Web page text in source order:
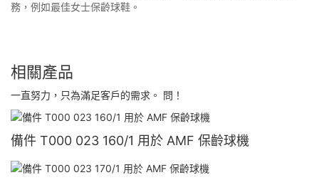
務，例如最佳女士保齡球鞋。
相關產品
一直努力，只為滿足客戶的需求。 問！
備件 T000 023 160/1 用於 AMF 保齡球機